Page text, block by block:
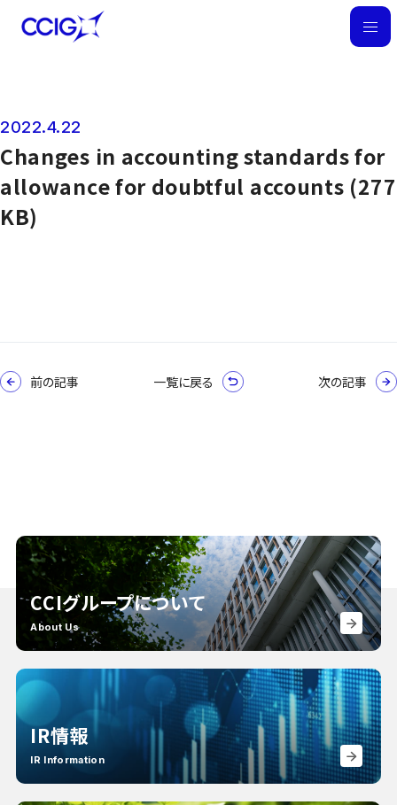
M
News
2022.4.22
Changes in accounting standards for
allowance for doubtful accounts (277
KB)
前の記事 一覧に戻る 次の記事
CCIグループについて
About Us
IR情報
IR Information